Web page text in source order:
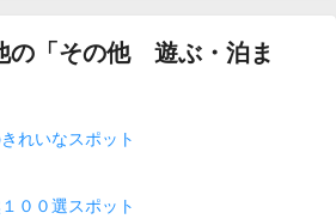
の「その他 遊ぶ・泊ま
れいなスポット
００選スポット